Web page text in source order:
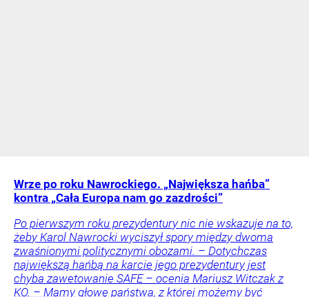
Wrze po roku Nawrockiego. „Największa hańba”
kontra „Cała Europa nam go zazdrości”
Po pierwszym roku prezydentury nic nie wskazuje na to,
żeby Karol Nawrocki wyciszył spory między dwoma
zwaśnionymi politycznymi obozami. – Dotychczas
największą hańbą na karcie jego prezydentury jest
chyba zawetowanie SAFE – ocenia Mariusz Witczak z
KO. – Mamy głowę państwa, z której możemy być